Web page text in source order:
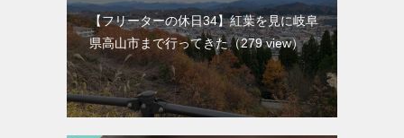
【フリーターの休日34】紅葉を見に岐阜
県高山市まで行ってきた（279 view）